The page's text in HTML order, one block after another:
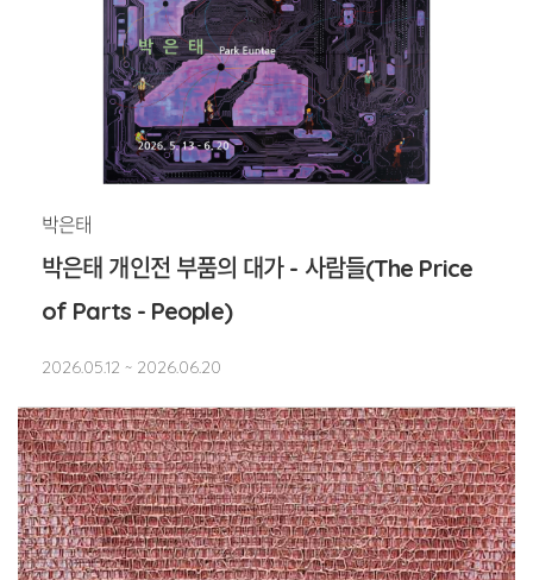
박은태
박은태 개인전 부품의 대가 - 사람들(The Price
of Parts - People)
2026.05.12 ~ 2026.06.20